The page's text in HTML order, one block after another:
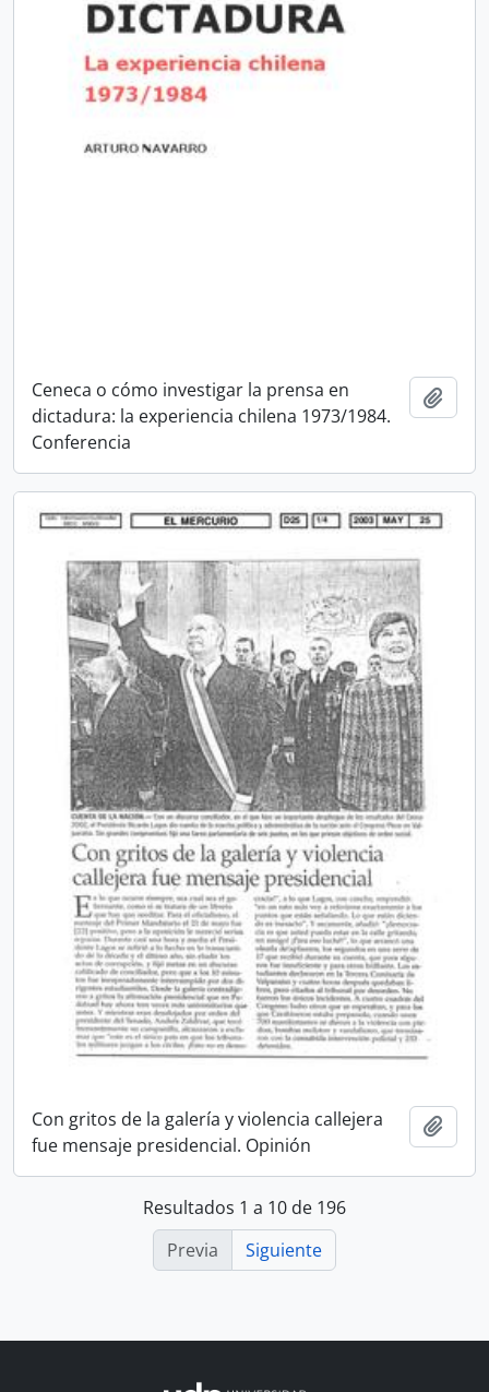
Ceneca o cómo investigar la prensa en
dictadura: la experiencia chilena 1973/1984.
Conferencia
Con gritos de la galería y violencia callejera
fue mensaje presidencial. Opinión
Resultados 1 a 10 de 196
Previa
Siguiente